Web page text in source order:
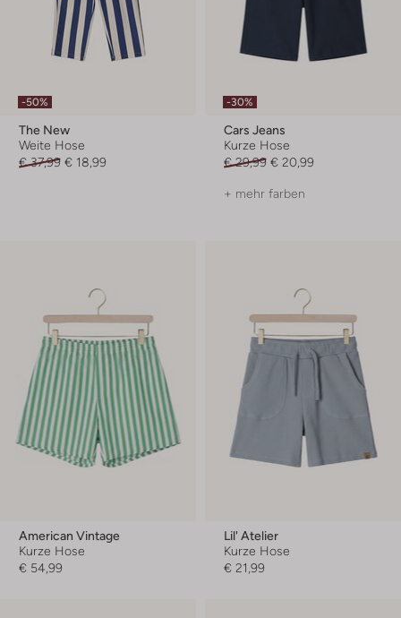
-50%
The New
Weite Hose
€ 37,99 € 18,99
-30%
Cars Jeans
Kurze Hose
€ 29,99 € 20,99
+ mehr farben
American Vintage
Kurze Hose
€ 54,99
Lil' Atelier
Kurze Hose
€ 21,99